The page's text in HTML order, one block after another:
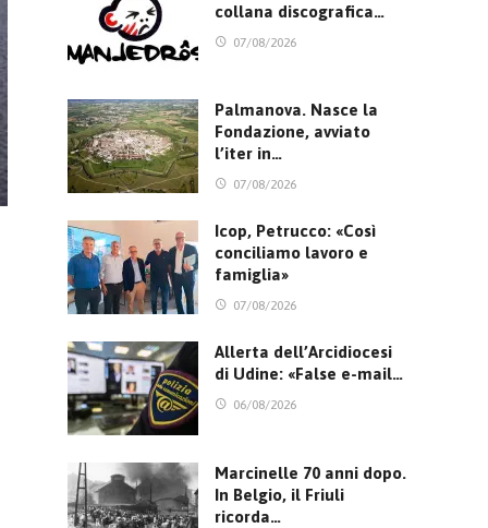
collana discografica…
07/08/2026
Palmanova. Nasce la
Fondazione, avviato
l’iter in…
07/08/2026
Icop, Petrucco: «Così
conciliamo lavoro e
famiglia»
07/08/2026
Allerta dell’Arcidiocesi
di Udine: «False e-mail…
06/08/2026
Marcinelle 70 anni dopo.
In Belgio, il Friuli
ricorda…